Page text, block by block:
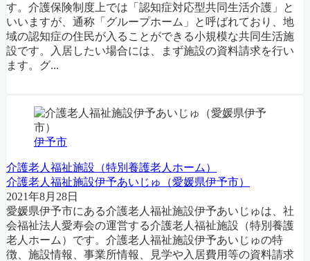
す。介護保険制度上では「認知症対応型共同生活介護」と
いいますが、通称「グループホーム」と呼ばれており、地
域の認知症の住民が入ることができる小規模な共同生活施
設です。入居したい場合には、まず施設の資料請求を行い
ます。グ...
伊予市
介護老人福祉施設（特別養護老人ホーム）
介護老人福祉施設伊予あいじゅ（愛媛県伊予市）
2021年8月28日
愛媛県伊予市にある介護老人福祉施設伊予あいじゅは、社
会福祉法人愛寿会の運営する介護老人福祉施設（特別養護
老人ホーム）です。介護老人福祉施設伊予あいじゅの特
徴、施設情報、事業所情報、見学や入居費用等の資料請求